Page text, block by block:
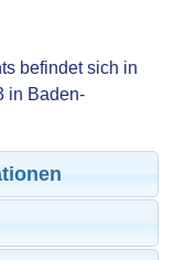
befindet sich in
in Baden-